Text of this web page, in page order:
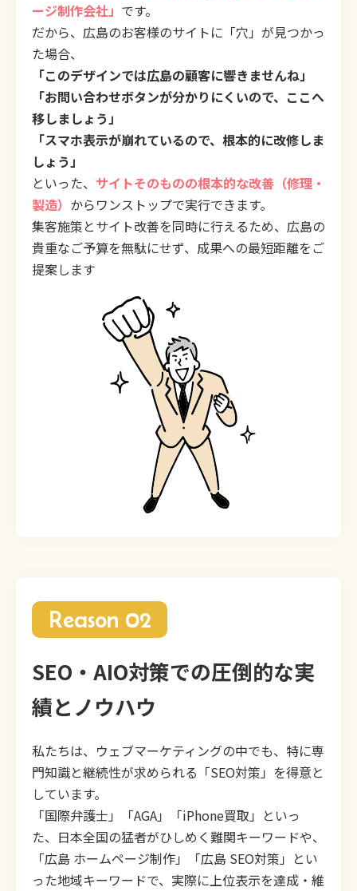
ージ制作会社」 です。
だから、広島のお客様のサイトに「穴」が見つかっ
た場合、
「このデザインでは広島の顧客に響きませんね」
「お問い合わせボタンが分かりにくいので、ここへ
移しましょう」
「スマホ表示が崩れているので、根本的に改修しま
しょう」
といった、 サイトそのものの根本的な改善（修理・
製造） からワンストップで実行できます。
集客施策とサイト改善を同時に行えるため、広島の
貴重なご予算を無駄にせず、成果への最短距離をご
提案します
Reason 02
SEO・AIO対策での圧倒的な実
績とノウハウ
私たちは、ウェブマーケティングの中でも、特に専
門知識と継続性が求められる「SEO対策」を得意と
しています。
「国際弁護士」「AGA」「iPhone買取」といっ
た、日本全国の猛者がひしめく難関キーワードや、
「広島 ホームページ制作」「広島 SEO対策」とい
った地域キーワードで、実際に上位表示を達成・維